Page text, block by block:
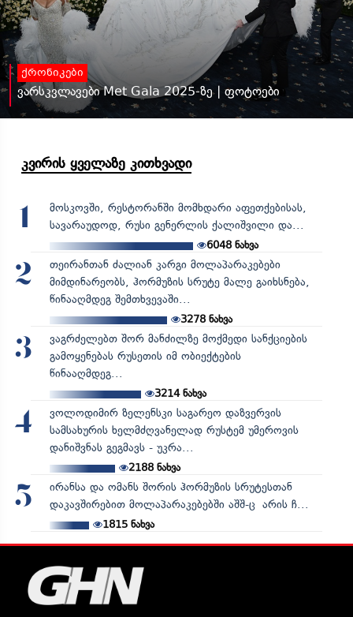
ქრონიკები
ვარსკვლავები Met Gala 2025-ზე | ფოტოები
კვირის ყველაზე კითხვადი
1
მოსკოვში, რესტორანში მომხდარი აფეთქებისას,
სავარაუდოდ, რუსი გენერლის ქალიშვილი და...
6048 ნახვა
2
თეირანთან ძალიან კარგი მოლაპარაკებები
მიმდინარეობს, ჰორმუზის სრუტე მალე გაიხსნება,
წინააღმდეგ შემთხვევაში...
3278ნახვა
3
ვაგრძელებთ შორ მანძილზე მოქმედი სანქციების
გამოყენებას რუსეთის იმ ობიექტების
წინააღმდეგ...
3214ნახვა
4
ვოლოდიმირ ზელენსკი საგარეო დაზვერვის
სამსახურის ხელმძღვანელად რუსტემ უმეროვის
დანიშვნას გეგმავს - უკრა...
2188ნახვა
5
ირანსა და ომანს შორის ჰორმუზის სრუტესთან
დაკავშირებით მოლაპარაკებებში აშშ-ც არის ჩ...
1815ნახვა